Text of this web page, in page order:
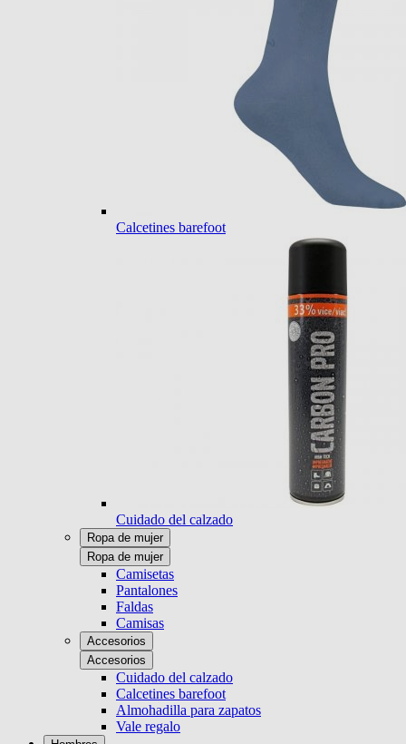
Calcetines barefoot
Cuidado del calzado
Ropa de mujer
Ropa de mujer
Camisetas
Pantalones
Faldas
Camisas
Accesorios
Accesorios
Cuidado del calzado
Calcetines barefoot
Almohadilla para zapatos
Vale regalo